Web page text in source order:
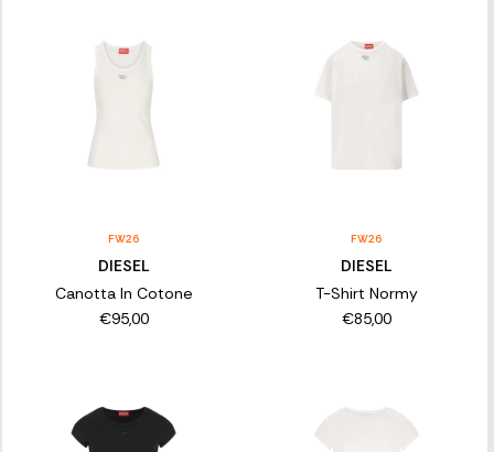
FW26
DIESEL
Canotta In Cotone
€95,00
FW26
DIESEL
T-Shirt Normy
€85,00